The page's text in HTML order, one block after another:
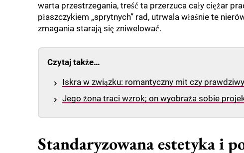
warta przestrzegania, treść ta przerzuca cały ciężar
płaszczykiem „sprytnych” rad, utrwala właśnie te
zmagania starają się zniwelować.
Czytaj także…
Iskra w związku: romantyczny mit czy
Jego żona traci wzrok; on wyobraża sobie
Standaryzowana estetyka i